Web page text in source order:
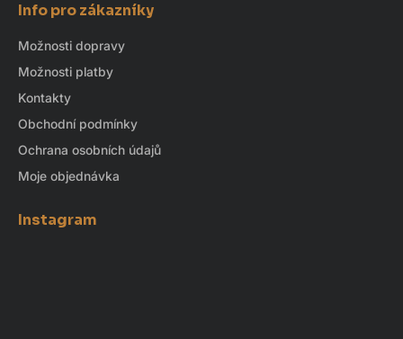
Info pro zákazníky
Možnosti dopravy
Možnosti platby
Kontakty
Obchodní podmínky
Ochrana osobních údajů
Moje objednávka
Instagram